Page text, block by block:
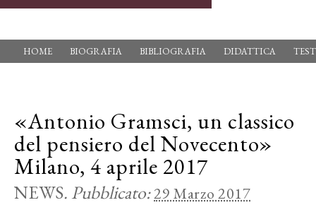
HOME BIOGRAFIA BIBLIOGRAFIA DIDATTICA
«Antonio Gramsci, un classico
del pensiero del Novecento»
Milano, 4 aprile 2017
NEWS. Pubblicato:29 Marzo 2017